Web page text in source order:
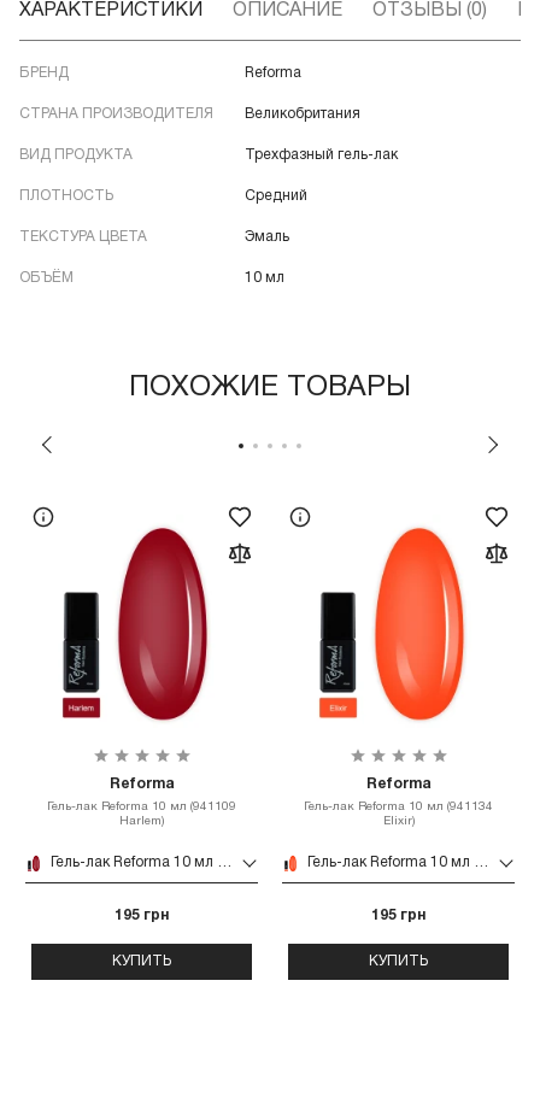
ХАРАКТЕРИСТИКИ ОПИСАНИЕ ОТЗЫВЫ (0)
БРЕНД Reforma
СТРАНА ПРОИЗВОДИТЕЛЯ Великобритания
ВИД ПРОДУКТА Трехфазный гель-лак
ПЛОТНОСТЬ Средний
ТЕКСТУРА ЦВЕТА Эмаль
ОБЪЁМ 10 мл
ПОХОЖИЕ ТОВАРЫ
Reforma
Гель-лак Reforma 10 мл (941109
Harlem)
Гель-лак Reforma 10 мл (941109 Harlem)
195 грн
КУПИТЬ
Reforma
Гель-лак Reforma 10 мл (941134
Elixir)
Гель-лак Reforma 10 мл (941134 Elixir)
195 грн
КУПИТЬ